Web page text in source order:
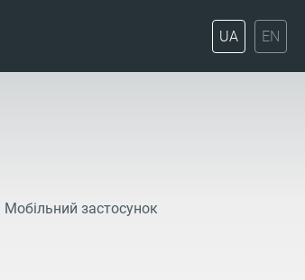
UA EN
Мобільний застосунок